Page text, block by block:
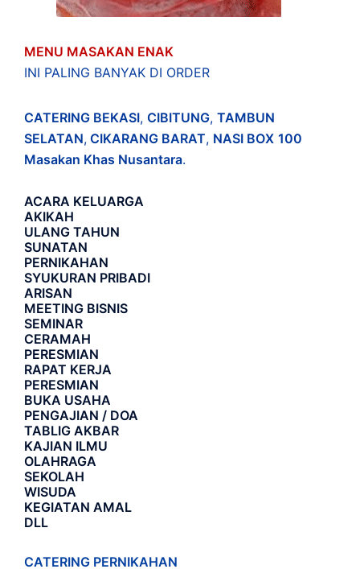
MENU MASAKAN ENAK
INI PALING BANYAK DI ORDER
CATERING BEKASI, CIBITUNG, TAMBUN
SELATAN, CIKARANG BARAT, NASI BOX 100
Masakan Khas Nusantara.
ACARA KELUARGA
AKIKAH
ULANG TAHUN
SUNATAN
PERNIKAHAN
SYUKURAN PRIBADI
ARISAN
MEETING BISNIS
SEMINAR
CERAMAH
PERESMIAN
RAPAT KERJA
PERESMIAN
BUKA USAHA
PENGAJIAN / DOA
TABLIG AKBAR
KAJIAN ILMU
OLAHRAGA
SEKOLAH
WISUDA
KEGIATAN AMAL
DLL
CATERING PERNIKAHAN